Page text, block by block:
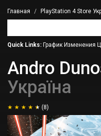
Главная PlayStation 4 Store
Quick Links: График Изменения
Andro
Україна
(8)